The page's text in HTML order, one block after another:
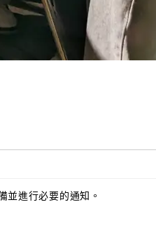
並進行必要的通知。